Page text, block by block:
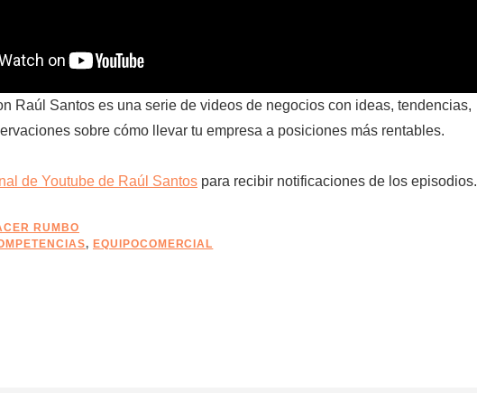
Raúl Santos es una serie de videos de negocios con ideas, tendencias,
sobre cómo llevar tu empresa a posiciones más rentables.
de Youtube de Raúl Santos para recibir notificaciones de los episodios.
RUMBO
, EQUIPOCOMERCIAL